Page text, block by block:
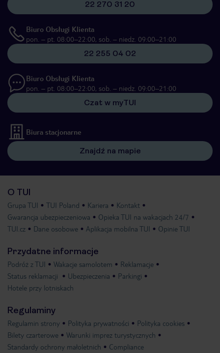
22 270 31 20
Biuro Obsługi Klienta
pon. – pt. 08:00–22:00, sob. – niedz. 09:00–21:00
22 255 04 02
Biuro Obsługi Klienta
pon. – pt. 08:00–22:00, sob. – niedz. 09:00–21:00
Czat w myTUI
Biura stacjonarne
Znajdź na mapie
O TUI
Grupa TUI TUI Poland Kariera
Kontakt
Gwarancja ubezpieczeniowa
Opieka TUI na wakacjach 24/7
TUI.cz
Dane osobowe Aplikacja mobilna TUI Opinie TUI
Przydatne informacje
Podróż z TUI Wakacje samolotem
Reklamacje
Status reklamacji
Ubezpieczenia
Parkingi
Hotele przy lotniskach
Regulaminy
Regulamin strony Polityka prywatności
Polityka cookies
Bilety czarterowe
Warunki imprez turystycznych
Standardy ochrony małoletnich
Compliance